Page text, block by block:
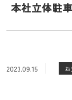
本社立体駐
2023.09.15